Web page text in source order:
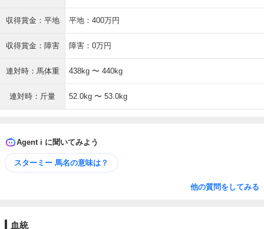
収得賞金：平地 平地：400万円
収得賞金：障害 障害：0万円
連対時：馬体重 438kg 〜 440kg
連対時：斤量 52.0kg 〜 53.0kg
Agent i に聞いてみよう
スターミー 馬名の意味は？
他の質問をしてみる
血統